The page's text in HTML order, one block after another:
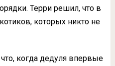
Терри решил, что в
которых никто не
когда дедуля впервые